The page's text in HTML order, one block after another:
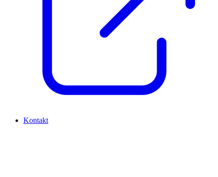
Kontakt